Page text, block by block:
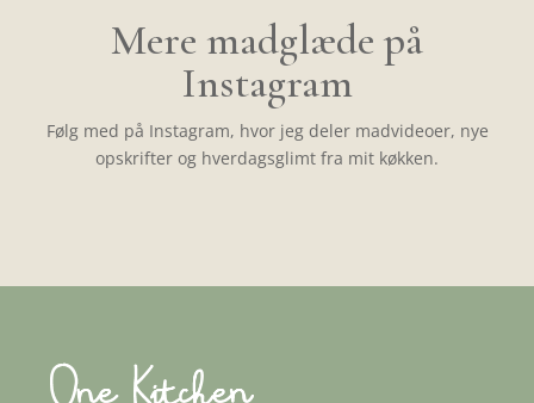
Mere madglæde på
Instagram
Følg med på Instagram, hvor jeg deler madvideoer, nye
opskrifter og hverdagsglimt fra mit køkken.